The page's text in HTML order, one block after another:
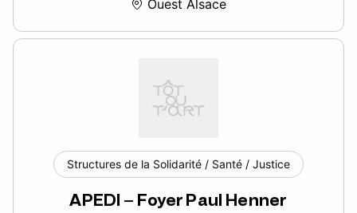
Ouest Alsace
Structures de la Solidarité / Santé / Justice
APEDI – Foyer Paul Henner